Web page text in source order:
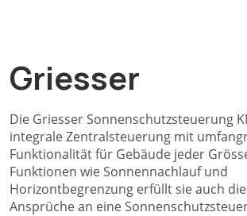
Griesser
Die Griesser Sonnenschutzsteuerung
integrale Zentralsteuerung mit
Funktionalität für Gebäude jeder
Funktionen wie Sonnennachlauf und
Horizontbegrenzung erfüllt sie auch
Ansprüche an eine